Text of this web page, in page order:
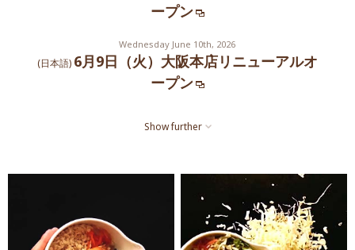
ープン
Wednesday June 10th, 2026
(日本語) 6月9日（火）大阪本店リニューアルオ
ープン
Show further